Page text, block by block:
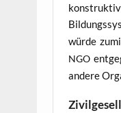
wür­de
NGO
ande­re